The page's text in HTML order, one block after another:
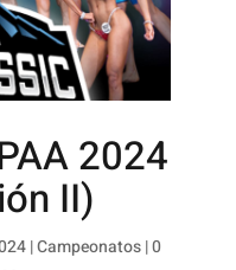
2024
II)
|Campeonatos|0